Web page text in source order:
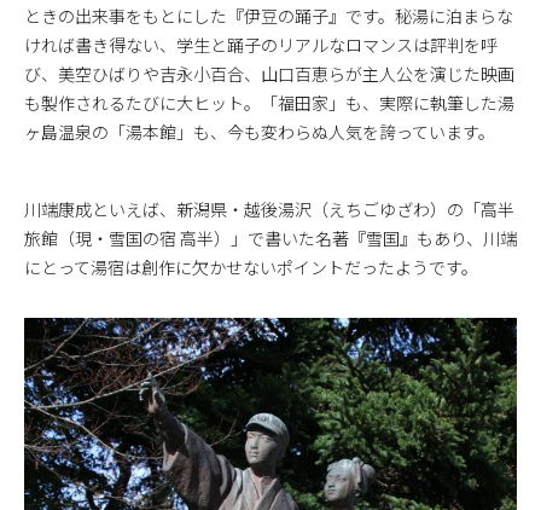
ときの出来事をもとにした『伊豆の踊子』です。秘湯に泊まらな
ければ書き得ない、学生と踊子のリアルなロマンスは評判を呼
び、美空ひばりや吉永小百合、山口百恵らが主人公を演じた映画
も製作されるたびに大ヒット。「福田家」も、実際に執筆した湯
ヶ島温泉の「湯本館」も、今も変わらぬ人気を誇っています。
川端康成といえば、新潟県・越後湯沢（えちごゆざわ）の「高半
旅館（現・雪国の宿 高半）」で書いた名著『雪国』もあり、川端
にとって湯宿は創作に欠かせないポイントだったようです。